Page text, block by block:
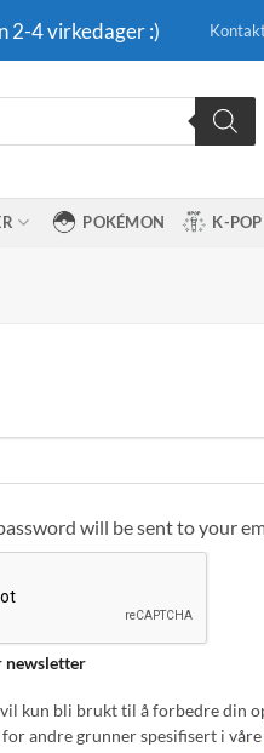
2-4 virkedager :)
POKÉMON K-POP
will be sent to your
newsletter
kun bli brukt til å forbedre din
andre grunner spesifisert i våre